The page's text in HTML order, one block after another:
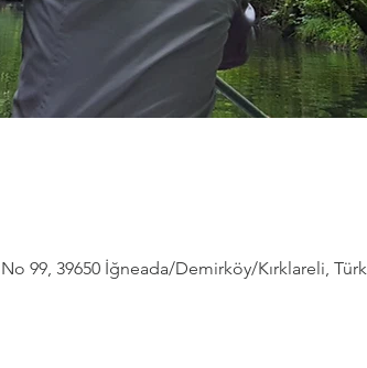
99, 39650 İğneada/Demirköy/Kırklareli,